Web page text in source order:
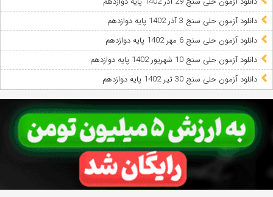
دانلود آزمون حلی سنج 3 آذر 1402 پایه دوازدهم
دانلود آزمون حلی سنج 6 مهر 1402 پایه دوازدهم
دانلود آزمون حلی سنج 10 شهریور 1402 پایه دوازدهم
دانلود آزمون حلی سنج 30 تیر 1402 پایه دوازدهم